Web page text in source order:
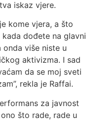
iskaz vjere.
kome vjera, a što
dođete na glavni
više niste u
aktivizma. I sad
da se moj sveti
rekla je Raffai.
za javnost
što rade, rade u